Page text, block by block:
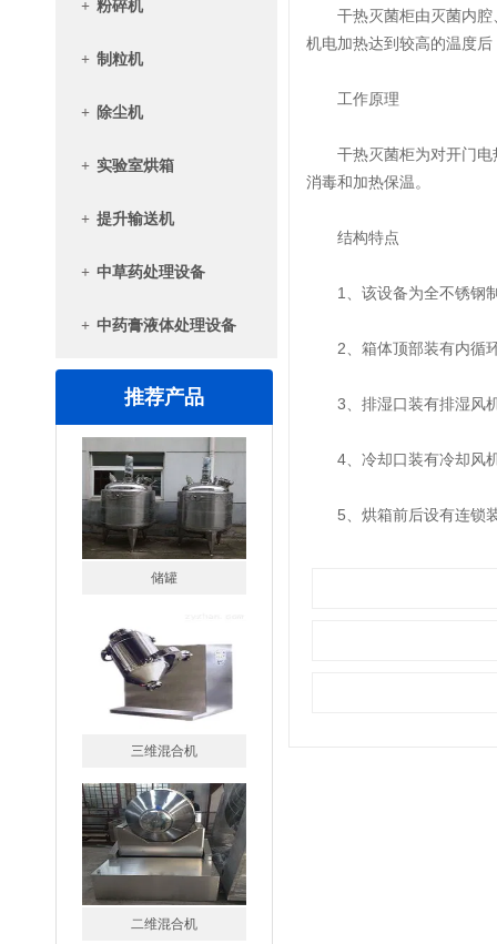
+ 粉碎机
+ 制粒机
+ 除尘机
+ 实验室烘箱
+ 提升输送机
+ 中草药处理设备
+ 中药膏液体处理设备
推荐产品
储罐
三维混合机
二维混合机
干热灭菌柜由灭菌内腔、
机电加热达到较高的温度
工作原理
干热灭菌柜为对开门电热
消毒和加热保温。
结构特点
1、该设备为全不锈钢制
2、箱体顶部装有内循环
3、排湿口装有排湿风机
4、冷却口装有冷却风机
5、烘箱前后设有连锁装